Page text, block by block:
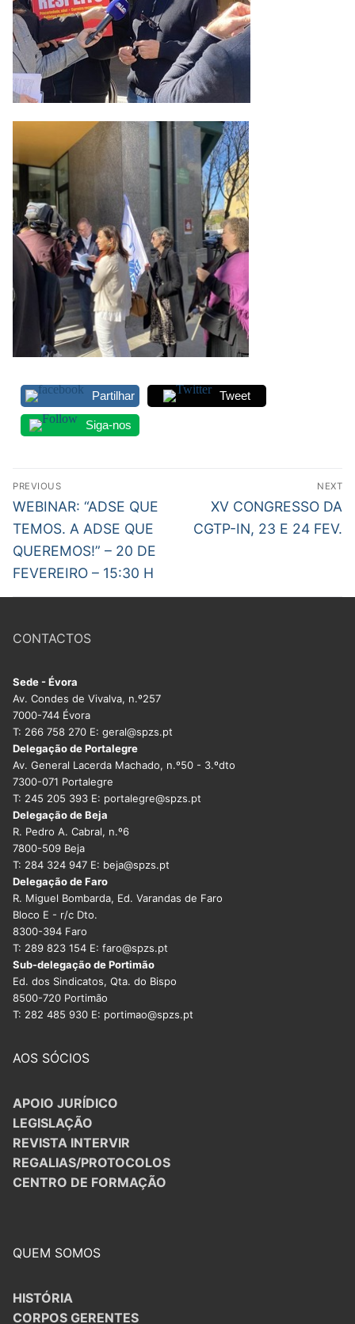
Partilhar Tweet
Siga-nos
Navegação
de
artigos
PREVIOUS
Previous
post:
WEBINAR: “ADSE QUE
TEMOS. A ADSE QUE
QUEREMOS!” – 20 DE
FEVEREIRO – 15:30 H
NEXT
Next
post:
XV CONGRESSO DA
CGTP-IN, 23 E 24 FEV.
CONTACTOS
Sede - Évora
Av. Condes de Vivalva, n.º257
7000-744 Évora
T: 266 758 270 E: geral@spzs.pt
Delegação de Portalegre
Av. General Lacerda Machado, n.º50 - 3.ºdto
7300-071 Portalegre
T: 245 205 393 E: portalegre@spzs.pt
Delegação de Beja
R. Pedro A. Cabral, n.º6
7800-509 Beja
T: 284 324 947 E: beja@spzs.pt
Delegação de Faro
R. Miguel Bombarda, Ed. Varandas de Faro
Bloco E - r/c Dto.
8300-394 Faro
T: 289 823 154 E: faro@spzs.pt
Sub-delegação de Portimão
Ed. dos Sindicatos, Qta. do Bispo
8500-720 Portimão
T: 282 485 930 E: portimao@spzs.pt
AOS SÓCIOS
APOIO JURÍDICO
LEGISLAÇÃO
REVISTA INTERVIR
REGALIAS/PROTOCOLOS
CENTRO DE FORMAÇÃO
QUEM SOMOS
HISTÓRIA
CORPOS GERENTES